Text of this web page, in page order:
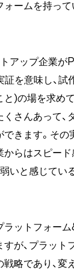
ォームを持っ
トアップ企業
を意味し、試
と)の場を求め
くさんあって
きます。その
からはスピード
いと感じてい
ラットフォー
すが、プラット
略であり、変